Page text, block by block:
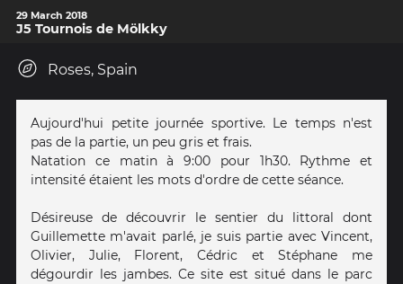
29 March 2018
J5 Tournois de Mölkky
Roses, Spain
Aujourd'hui petite journée sportive. Le temps n'est
pas de la partie, un peu gris et frais.
Natation ce matin à 9:00 pour 1h30. Rythme et
intensité étaient les mots d'ordre de cette séance.
Désireuse de découvrir le sentier du littoral dont
Guillemette m'avait parlé, je suis partie avec Vincent,
Olivier, Julie, Florent, Cédric et Stéphane me
dégourdir les jambes. Ce site est situé dans le parc